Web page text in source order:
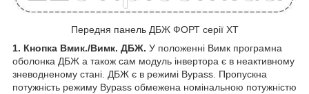
Передня панель ДБЖ ФОРТ серії ХТ
1. Кнопка Вмик./Вимк. ДБЖ. У положенні Вимк програмна
оболонка ДБЖ а також сам модуль інвертора є в неактивному
зневодненому стані. ДБЖ є в режимі Bypass. Пропускна
потужність режиму Bypass обмежена номінальною потужністю